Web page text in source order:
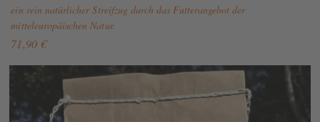
ein rein natürlicher Streifzug durch das Futterangebot der
mitteleuropäischen Natur.
71,90 €